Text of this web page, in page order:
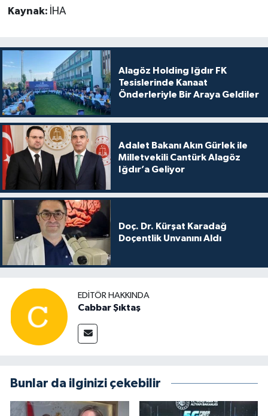
Kaynak: İHA
Alagöz Holding Iğdır FK
Tesislerinde Kanaat
Önderleriyle Bir Araya Geldiler
Adalet Bakanı Akın Gürlek ile
Milletvekili Cantürk Alagöz
Iğdır’a Geliyor
Doç. Dr. Kürşat Karadağ
Doçentlik Unvanını Aldı
EDITÖR HAKKINDA
Cabbar Şıktaş
Bunlar da ilginizi çekebilir